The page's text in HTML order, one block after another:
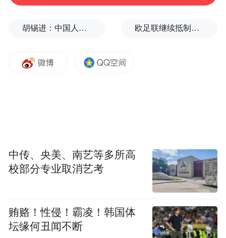
白此联指出，2026年是深化协作提质增效的
关键之年，希望两地继续坚持“昭觉所需、余
姚所能、优势互补、双向共赢”工作思路，做
强特色产业协同发展，深化组团式帮扶提
质，抓实劳务就业双向联动，强化干部人才
胡锡进：中国人到了改变观念的时候，不要把自己搞得太苦 欧足联继续抵制世界杯，因凡蒂诺能熬到“点球大战”吗？
中传、央美、南艺等多所高
校部分专业取消艺考
贿赂！性侵！霸凌！韩国体
坛缘何丑闻不断